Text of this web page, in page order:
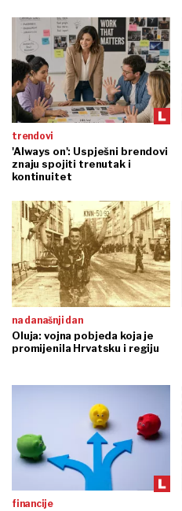
trendovi
'Always on': Uspješni brendovi
znaju spojiti trenutak i
kontinuitet
na današnji dan
Oluja: vojna pobjeda koja je
promijenila Hrvatsku i regiju
financije